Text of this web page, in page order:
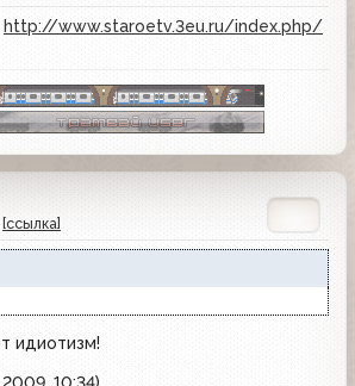
http://www.staroetv.3eu.ru/index.php/
[ссылка]
идиотизм!